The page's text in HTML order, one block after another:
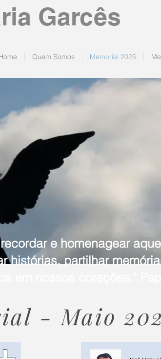
Garcês
Quem Somos Memorial 2025
e homenagear
histórias, partilhar
- Maio